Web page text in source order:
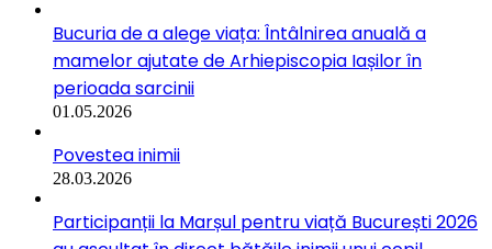
Bucuria de a alege viața: Întâlnirea anuală a
mamelor ajutate de Arhiepiscopia Iașilor în
perioada sarcinii
01.05.2026
Povestea inimii
28.03.2026
Participanții la Marșul pentru viață București 2026